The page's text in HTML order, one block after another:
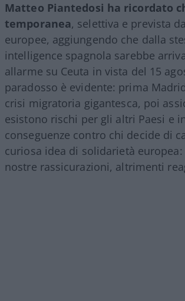
Matteo Piantedosi ha ricordato
temporanea, selettiva e prevista
europee, aggiungendo che dalla
intelligence spagnola sarebbe
allarme su Ceuta in vista del 15
paradosso è evidente: prima
crisi migratoria gigantesca, poi
esistono rischi per gli altri Paesi e
conseguenze contro chi decide di
curiosa idea di solidarietà
nostre rassicurazioni, altrimenti